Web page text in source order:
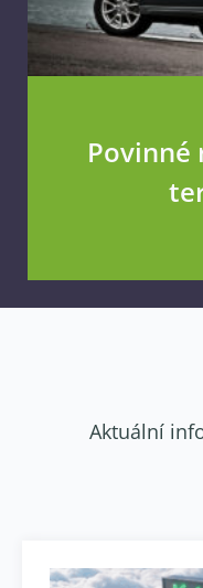
Povinné
Aktuální